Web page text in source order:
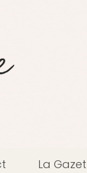
La